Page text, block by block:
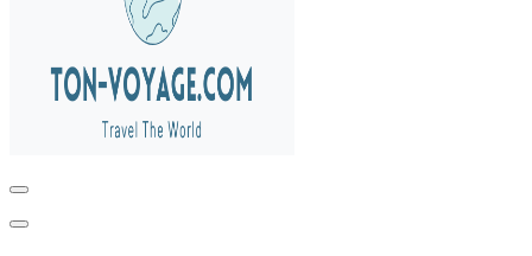
ton-voyage.com